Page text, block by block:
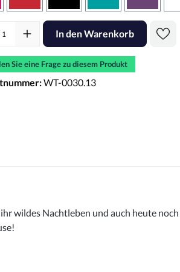
Anzahl: Gib den gewünschten Wert ein
In den Warenkorb
Sie eine Frage zu diesem Produkt
WT-0030.13
wildes Nachtleben und auch heute